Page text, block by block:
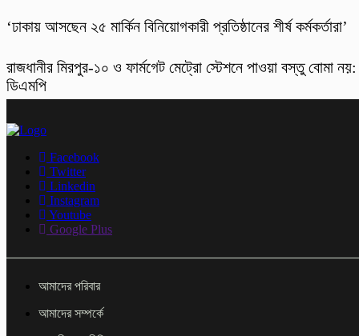
‘ঢাকায় আসছেন ২৫ মার্কিন বিনিয়োগকারী প্রতিষ্ঠানের শীর্ষ কর্মকর্তারা’
রাজধানীর মিরপুর-১০ ও ফার্মগেট মেট্রো স্টেশনে পাওয়া বস্তু বোমা নয়:
ডিএমপি
Facebook
Twitter
Linkedin
Instagram
Youtube
Google Plus
আমাদের পরিবার
আমাদের সম্পর্কে